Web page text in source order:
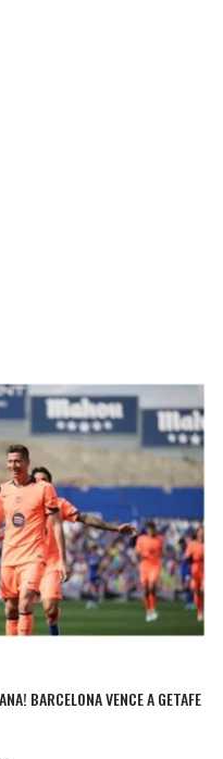
BARCELONA VENCE A GETAFE